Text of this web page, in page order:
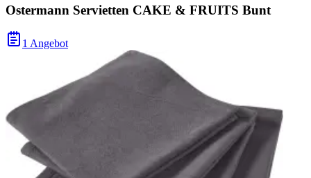
Ostermann Servietten CAKE & FRUITS Bunt
1 Angebot